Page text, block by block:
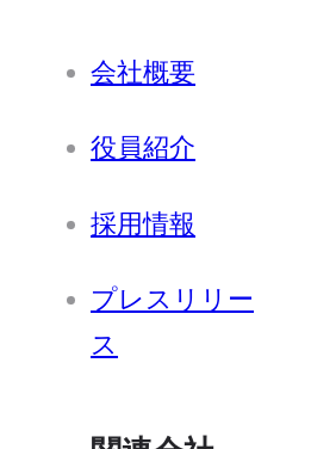
会社概要
役員紹介
採用情報
プレスリリー
ス